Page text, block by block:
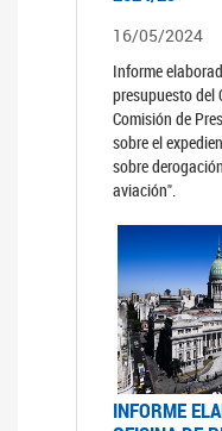
16/05/2024
Informe
presupuesto del
Comisión de
sobre el
sobre
aviación".
INFORME